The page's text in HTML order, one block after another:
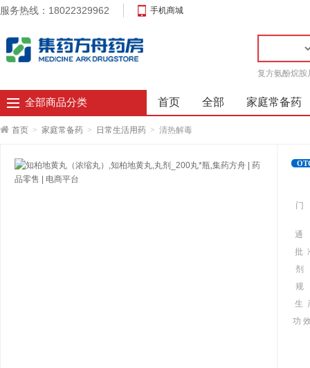
服务热线：18022329962 手机商城
复方氨酚烷胺
全部商品分类 首页 全部 家庭常备药
首页 > 家庭常备药 > 日常生活用药 > 清热解毒
门
通
批
生
功